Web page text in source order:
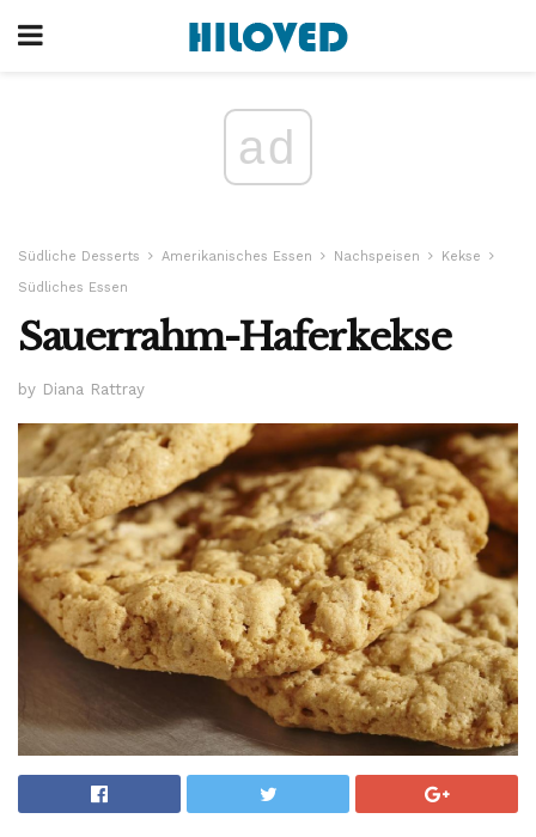
ad
Südliche Desserts Amerikanisches Essen Nachspeisen
Kekse
Südliches Essen
Sauerrahm-Haferkekse
by Diana Rattray